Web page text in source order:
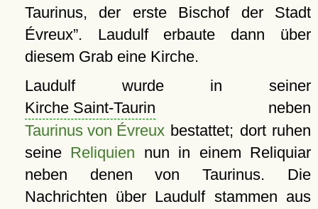
Taurinus, der erste Bischof der Stadt
Évreux . Laudulf erbaute dann über
diesem Grab eine Kirche.
Laudulf wurde in seiner
Kirche Saint-Taurin neben
Taurinus von Évreuxbestattet; dort ruhen
seine Reliquien nun in einem Reliquiar
neben denen von Taurinus. Die
Nachrichten über Laudulf stammen aus